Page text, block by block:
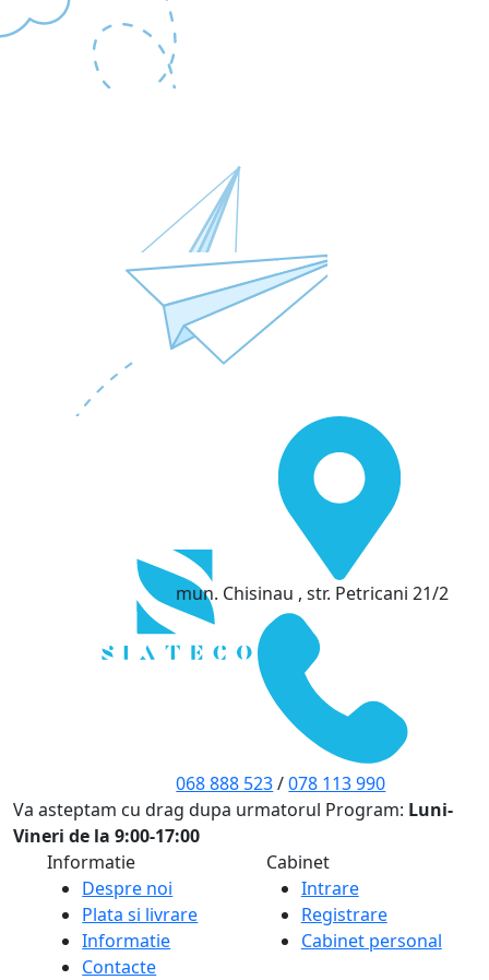
mun. Chisinau , str. Petricani 21/2
068 888 523/078 113 990
Va asteptam cu drag dupa urmatorul Program: Luni-
Vineri de la 9:00-17:00
Informatie
Despre noi
Plata si livrare
Informatie
Contacte
Cabinet
Intrare
Registrare
Cabinet personal